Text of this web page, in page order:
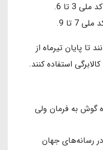
تا پایان تیرماه از
استفاده کنند.
گوش به فرمان ولی
در رسانه‌های جهان